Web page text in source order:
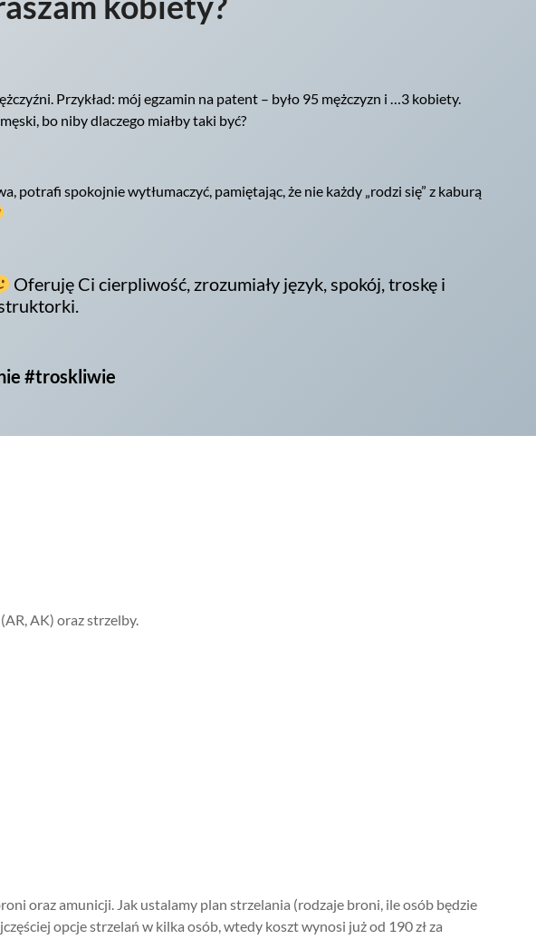
Przykład: mój egzamin na patent – było 95 mężczyzn i …3 kobiety.
bo niby dlaczego miałby taki być?
potrafi spokojnie wytłumaczyć, pamiętając, że nie każdy „rodzi się” z kaburą
Oferuję Ci cierpliwość, zrozumiały język, spokój, troskę i
#troskliwie
AK) oraz strzelby.
oraz amunicji. Jak ustalamy plan strzelania (rodzaje broni, ile osób będzie
opcje strzelań w kilka osób, wtedy koszt wynosi już od 190 zł za